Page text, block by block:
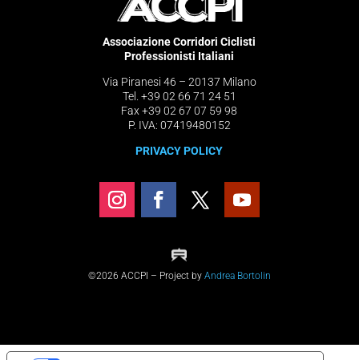
Associazione Corridori Ciclisti
Professionisti Italiani
Via Piranesi 46 – 20137 Milano
Tel. +39 02 66 71 24 51
Fax +39 02 67 07 59 98
P. IVA: 07419480152
PRIVACY POLICY
©2026 ACCPI – Project by Andrea Bortolin